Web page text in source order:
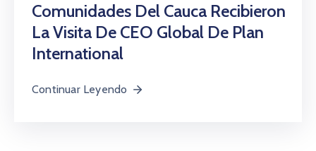
Comunidades Del Cauca Recibieron
La Visita De CEO Global De Plan
International
Continuar Leyendo